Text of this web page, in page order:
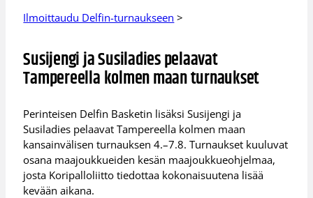
Ilmoittaudu Delfin-turnaukseen >
Susijengi ja Susiladies pelaavat
Tampereella kolmen maan turnaukset
Perinteisen Delfin Basketin lisäksi Susijengi ja
Susiladies pelaavat Tampereella kolmen maan
kansainvälisen turnauksen 4.–7.8. Turnaukset kuuluvat
osana maajoukkueiden kesän maajoukkueohjelmaa,
josta Koripalloliitto tiedottaa kokonaisuutena lisää
kevään aikana.